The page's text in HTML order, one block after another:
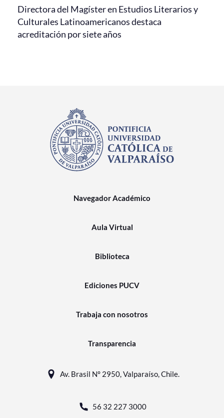
Directora del Magíster en Estudios Literarios y
Culturales Latinoamericanos destaca
acreditación por siete años
Navegador Académico
Aula Virtual
Biblioteca
Ediciones PUCV
Trabaja con nosotros
Transparencia
Av. Brasil N° 2950, Valparaíso, Chile.
56 32 227 3000